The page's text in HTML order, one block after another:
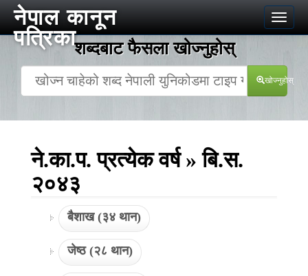
Toggle
नेपाल कानून
पत्रिकाशब्दबाट फैसला खोज्‍नुहोस्
खोज्‍नुहोस्
ने.का.प. प्रत्येक वर्ष » बि.स.
२०४३
बैशाख (३४ थान)
जेष्ठ (२८ थान)